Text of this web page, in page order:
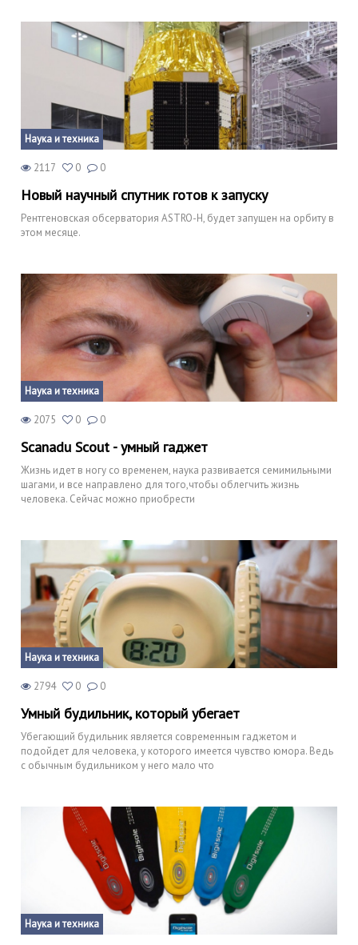
Наука и техника
2117 0 0
Новый научный спутник готов к запуску
Рентгеновская обсерватория ASTRO-H, будет запущен на орбиту в
этом месяце.
Наука и техника
2075 0 0
Scanadu Scout - умный гаджет
Жизнь идет в ногу со временем, наука развивается семимильными
шагами, и все направлено для того,чтобы облегчить жизнь
человека. Сейчас можно приобрести
Наука и техника
2794 0 0
Умный будильник, который убегает
Убегающий будильник является современным гаджетом и
подойдет для человека, у которого имеется чувство юмора. Ведь
с обычным будильником у него мало что
Наука и техника